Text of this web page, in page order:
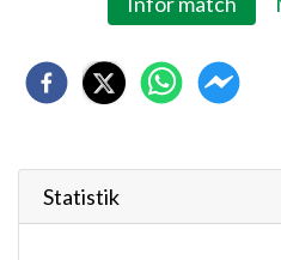
Statistik